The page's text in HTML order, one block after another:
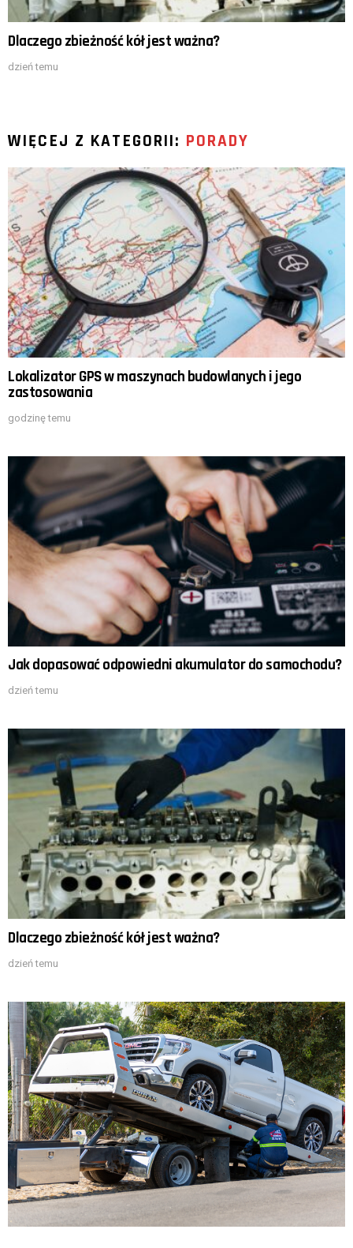
Dlaczego zbieżność kół jest ważna?
dzień temu
WIĘCEJ Z KATEGORII: PORADY
Lokalizator GPS w maszynach budowlanych i jego
zastosowania
godzinę temu
Jak dopasować odpowiedni akumulator do samochodu?
dzień temu
Dlaczego zbieżność kół jest ważna?
dzień temu